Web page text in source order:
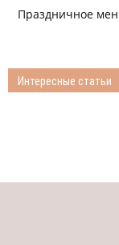
Праздничное
Интересные статьи